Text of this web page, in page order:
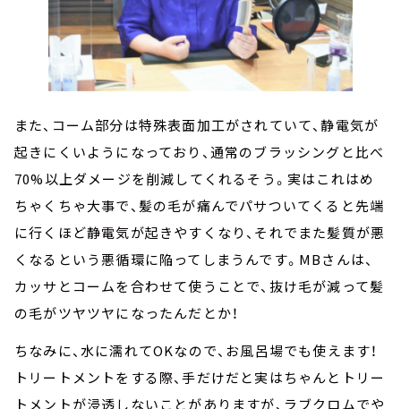
また、コーム部分は特殊表面加工がされていて、静電気が
起きにくいようになっており、通常のブラッシングと比べ
70%以上ダメージを削減してくれるそう。実はこれはめ
ちゃくちゃ大事で、髪の毛が痛んでパサついてくると先端
に行くほど静電気が起きやすくなり、それでまた髪質が悪
くなるという悪循環に陥ってしまうんです。MBさんは、
カッサとコームを合わせて使うことで、抜け毛が減って髪
の毛がツヤツヤになったんだとか！
ちなみに、水に濡れてOKなので、お風呂場でも使えます！
トリートメントをする際、手だけだと実はちゃんとトリー
トメントが浸透しないことがありますが、ラブクロムでや